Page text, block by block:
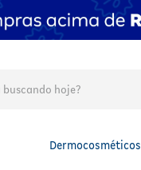
Dermocosméticos